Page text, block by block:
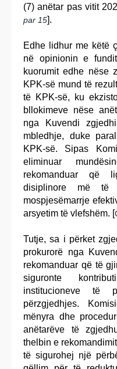
(7) anëtar pas vitit
par 15].
Edhe lidhur me këtë
në opinionin e
kuorumit edhe nëse
KPK-së mund të
të KPK-së, ku
bllokimeve nëse
nga Kuvendi
mbledhje, duke
KPK-së. Sipas
eliminuar
rekomanduar që
disiplinore më të
mospjesëmarrje
arsyetim të vlefshëm. [
Tutje, sa i përket
prokurorë nga
rekomanduar që të
siguronte
institucioneve të
përzgjedhjes.
mënyra dhe
anëtarëve të
thelbin e
të sigurohej një